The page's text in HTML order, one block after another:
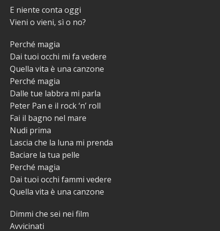
E niente conta oggi
Vieni o vieni, sì o no?
Perché magia
Dai tuoi occhi mi fa vedere
Quella vita è una canzone
Perché magia
Dalle tue labbra mi parla
Peter Pan e il rock ‘n’ roll
Fai il bagno nel mare
Nudi prima
Lascia che la luna mi prenda
Baciare la tua pelle
Perché magia
Dai tuoi occhi fammi vedere
Quella vita è una canzone
Dimmi che sei nei film
Avvicinati